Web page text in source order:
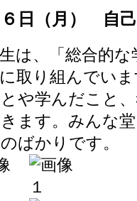
６日（月） 自
は、「総合的
取り組んでい
や学んだこと
ます。みんな
ばかりです。